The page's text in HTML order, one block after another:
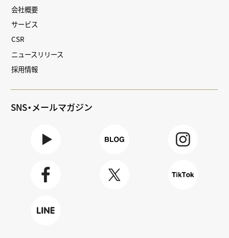
会社概要
サービス
CSR
ニュースリリース
採用情報
SNS・メールマガジン